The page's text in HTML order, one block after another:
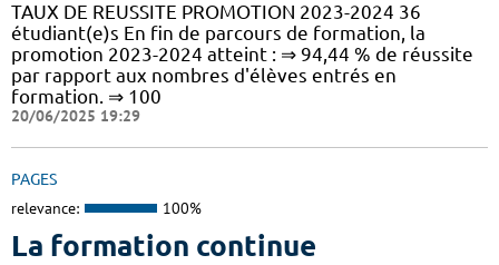
TAUX DE REUSSITE PROMOTION 2023-2024 36
étudiant(e)s En fin de parcours de formation, la
promotion 2023-2024 atteint : ⇒ 94,44 % de réussite
par rapport aux nombres d'élèves entrés en
formation. ⇒ 100
20/06/2025 19:29
PAGES
relevance: 100%
La formation continue